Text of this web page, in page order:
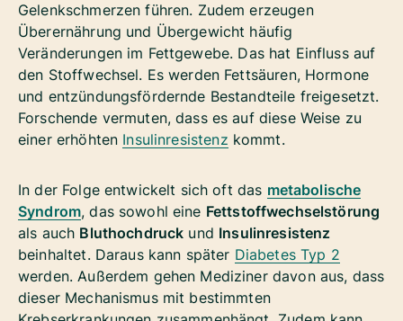
Gelenkschmerzen führen. Zudem erzeugen
Überernährung und Übergewicht häufig
Veränderungen im Fettgewebe. Das hat Einfluss auf
den Stoffwechsel. Es werden Fettsäuren, Hormone
und entzündungsfördernde Bestandteile freigesetzt.
Forschende vermuten, dass es auf diese Weise zu
einer erhöhten Insulinresistenz kommt.
In der Folge entwickelt sich oft das metabolische
Syndrom, das sowohl eine Fettstoffwechselstörung
als auch Bluthochdruck und Insulinresistenz
beinhaltet. Daraus kann später Diabetes Typ 2
werden. Außerdem gehen Mediziner davon aus, dass
dieser Mechanismus mit bestimmten